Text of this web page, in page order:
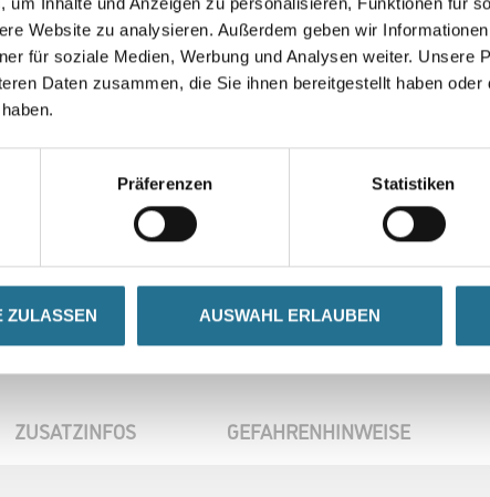
Website zu analysieren. Außerdem geben wir
für soziale Medien, Werbung und Analysen weiter. Unsere
Daten zusammen, die Sie ihnen bereitgestellt haben
Präferenzen Statistiken
ZULASSEN AUSWAHL ERLAUBEN
Zur Farbauswahl
Wunschfarbton
ZUSATZINFOS GEFAHRENHINWEISE